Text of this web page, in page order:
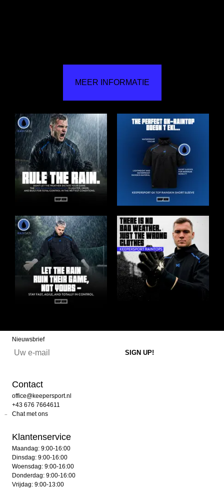
MEER INFORMATIE
Nieuwsbrief
Contact
office@keepersport.nl
+43 676 7664611
Chat met ons
Klantenservice
Maandag: 9:00-16:00
Dinsdag: 9:00-16:00
Woensdag: 9:00-16:00
Donderdag: 9:00-16:00
Vrijdag: 9:00-13:00